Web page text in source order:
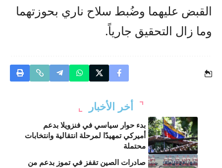
القبض عليهما وضُبط سلاح ناري بحوزتهما
وما زال التحقيق جارياً.
أخر الأخبار
بدء حوار سياسي في فنزويلا بدعم
أميركي تمهيدًا لمرحلة انتقالية وانتخابات
محتملة
صادرات الصين تقفز في تموز بدعم من